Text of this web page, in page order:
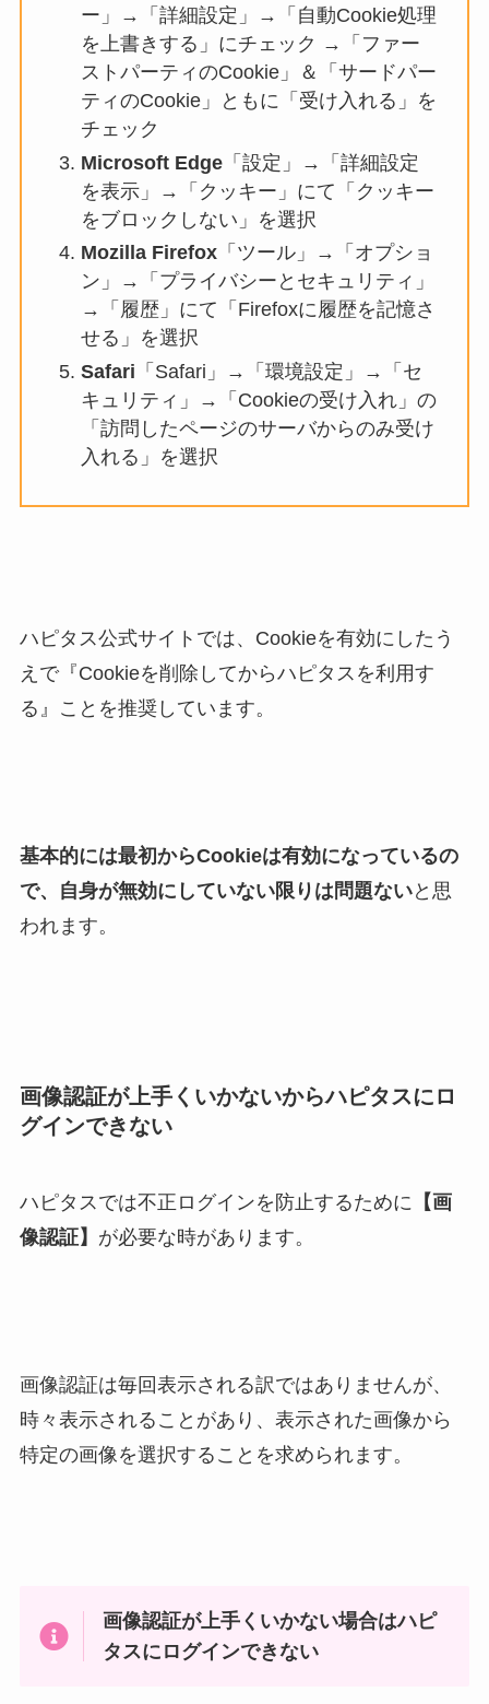
ー」→「詳細設定」→「自動Cookie処理
を上書きする」にチェック →「ファー
ストパーティのCookie」＆「サードパー
ティのCookie」ともに「受け入れる」を
チェック
Microsoft Edge「設定」→「詳細設定
を表示」→「クッキー」にて「クッキー
をブロックしない」を選択
Mozilla Firefox「ツール」→「オプショ
ン」→「プライバシーとセキュリティ」
→「履歴」にて「Firefoxに履歴を記憶さ
せる」を選択
Safari 「Safari」→「環境設定」→「セ
キュリティ」→「Cookieの受け入れ」の
「訪問したページのサーバからのみ受け
入れる」を選択
ハピタス公式サイトでは、Cookieを有効にしたう
えで『Cookieを削除してからハピタスを利用す
る』ことを推奨しています。
基本的には最初からCookieは有効になっているの
で、自身が無効にしていない限りは問題ないと思
われます。
画像認証が上手くいかないからハピタスにロ
グインできない
ハピタスでは不正ログインを防止するために 【画
像認証】 が必要な時があります。
画像認証は毎回表示される訳ではありませんが、
時々表示されることがあり、表示された画像から
特定の画像を選択することを求められます。
画像認証が上手くいかない場合はハピ
タスにログインできない